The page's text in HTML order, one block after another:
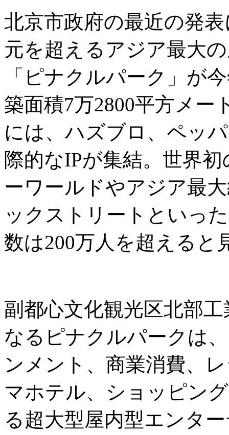
北京市政府の最近の発
元を超えるアジア最大
「ピナクルパーク」が
築面積7万2800平方メ
には、ハズブロ、ペッ
際的なIPが集結。世界
ーワールドやアジア最
ックストリートといっ
数は200万人を超えると
副都心文化観光区北部
なるピナクルパークは
ンメント、商業消費、
マホテル、ショッピン
る超大型屋内型エンタ